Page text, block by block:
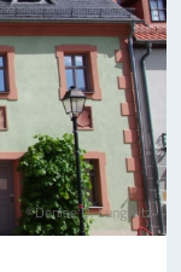
©Denise D. Lungwitz